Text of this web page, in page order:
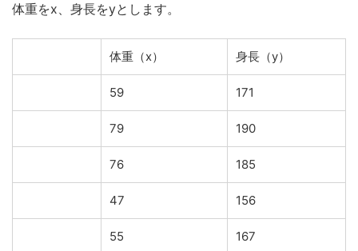
体重をx、身長をyとします。
体重（x） 身長（y）
59 171
79 190
76 185
47 156
55 167